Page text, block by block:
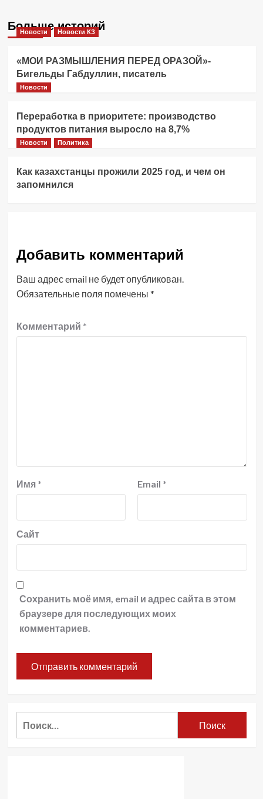
Больше историй
Новости Новости КЗ
«МОИ РАЗМЫШЛЕНИЯ ПЕРЕД ОРАЗОЙ»-
Бигельды Габдуллин, писатель
Новости
Переработка в приоритете: производство
продуктов питания выросло на 8,7%
Новости Политика
Как казахстанцы прожили 2025 год, и чем он
запомнился
Добавить комментарий
Ваш адрес email не будет опубликован.
Обязательные поля помечены *
Комментарий *
Имя * Email *
Сайт
Сохранить моё имя, email и адрес сайта в этом
браузере для последующих моих
комментариев.